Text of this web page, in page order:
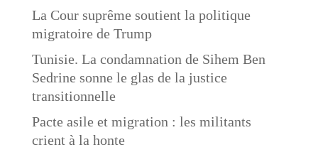
La Cour suprême soutient la politique
migratoire de Trump
Tunisie. La condamnation de Sihem Ben
Sedrine sonne le glas de la justice
transitionnelle
Pacte asile et migration : les militants
crient à la honte